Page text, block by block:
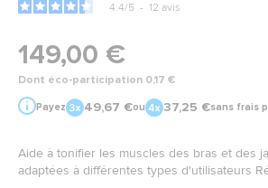
4.4/5 - 12 avis
149,00 €
Dont éco-participation 0,17 €
Payez 49,67 €ou 37,25 €sans frais
Aide à tonifier les muscles des bras et des
adaptées à différentes types d'utilisateurs